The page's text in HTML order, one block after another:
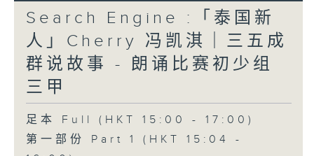
Search Engine :「泰国新
人」Cherry 冯凯淇｜三五成
群说故事 - 朗诵比赛初少组
三甲
足本 Full (HKT 15:00 - 17:00)
第一部份 Part 1 (HKT 15:04 -